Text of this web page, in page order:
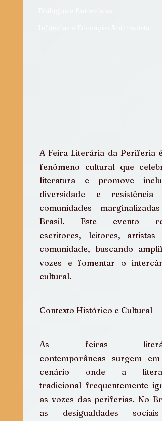
A Feira Literária da Periferia é
fenômeno cultural que
literatura e promove
diversidade e resistência
comunidades
Brasil. Este evento
escritores, leitores, artistas
comunidade, buscando
vozes e fomentar o
cultural.
Contexto Histórico e Cultural
As feiras
contemporâneas surgem em
cenário onde a
tradicional frequentemente
as vozes das periferias. No
as desigualdades